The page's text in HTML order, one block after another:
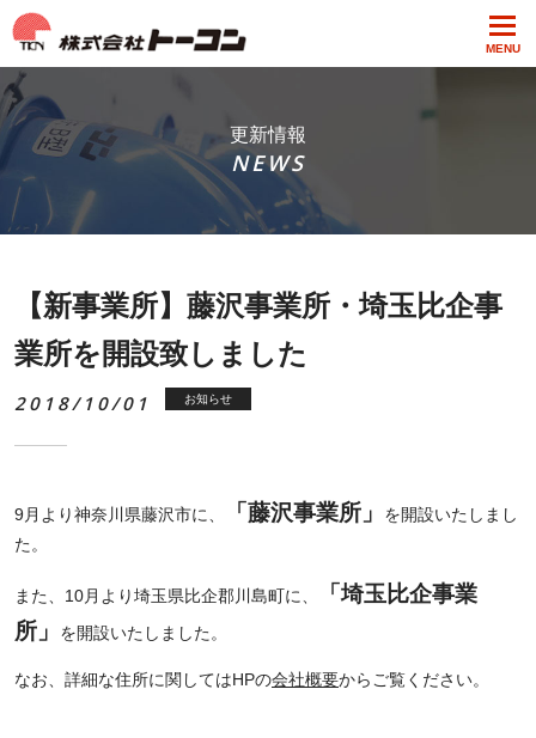
MENU
更新情報
NEWS
【新事業所】藤沢事業所・埼玉比企事
業所を開設致しました
2018/10/01 お知らせ
9月より神奈川県藤沢市に、 「藤沢事業所」
を開設いたしまし
た。
また、10月より埼玉県比企郡川島町に、
「埼玉比企事業
所」
を開設いたしました。
なお、詳細な住所に関してはHPの会社概要からご覧ください。